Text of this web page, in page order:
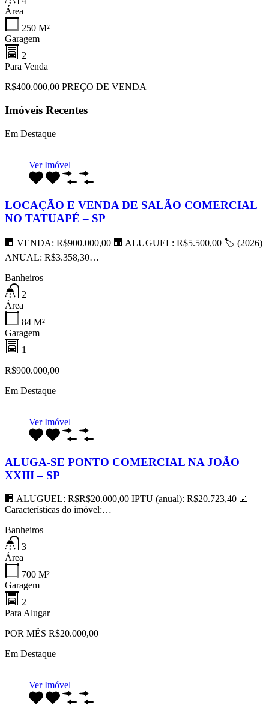
Área
250 M²
Garagem
2
Para Venda
R$400.000,00 PREÇO DE VENDA
Imóveis Recentes
Em Destaque
Ver Imóvel
LOCAÇÃO E VENDA DE SALÃO COMERCIAL
NO TATUAPÉ – SP
🏢 VENDA: R$900.000,00 🏢 ALUGUEL: R$5.500,00 🏷 (2026)
ANUAL: R$3.358,30…
Banheiros
2
Área
84 M²
Garagem
1
R$900.000,00
Em Destaque
Ver Imóvel
ALUGA-SE PONTO COMERCIAL NA JOÃO
XXIII – SP
🏢 ALUGUEL: R$R$20.000,00 IPTU (anual): R$20.723,40 📐
Características do imóvel:…
Banheiros
3
Área
700 M²
Garagem
2
Para Alugar
POR MÊS R$20.000,00
Em Destaque
Ver Imóvel